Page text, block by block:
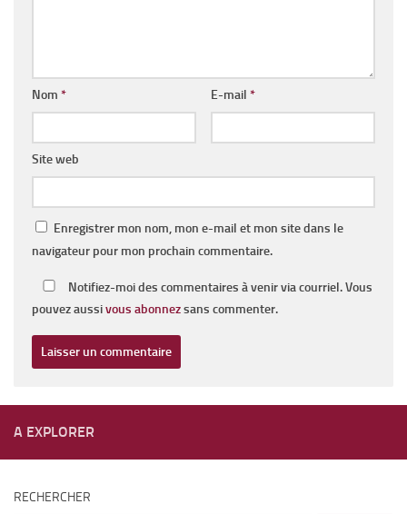
Nom * E-mail *
Site web
Enregistrer mon nom, mon e-mail et mon site dans le
navigateur pour mon prochain commentaire.
Notifiez-moi des commentaires à venir via courriel. Vous
pouvez aussivous abonnezsans commenter.
A EXPLORER
RECHERCHER